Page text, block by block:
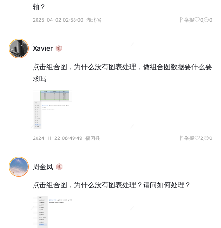
轴？
2025-04-02 02:58:00 湖北省 举报 0 0
Xavier
点击组合图，为什么没有图表处理，做组合图数据要什么要
求吗
2024-11-22 08:49:49 福冈县 举报 2 0
周金凤
点击组合图，为什么没有图表处理？请问如何处理？